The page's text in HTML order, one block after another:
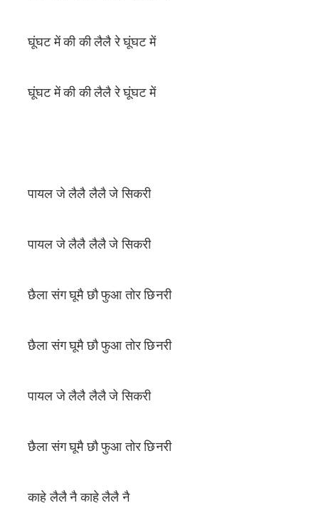
घूंघट में की की लैलै रे घूंघट में
घूंघट में की की लैलै रे घूंघट में
पायल जे लैलै लैलै जे सिकरी
पायल जे लैलै लैलै जे सिकरी
छैला संग घूमै छौ फुआ तोर छिनरी
छैला संग घूमै छौ फुआ तोर छिनरी
पायल जे लैलै लैलै जे सिकरी
छैला संग घूमै छौ फुआ तोर छिनरी
काहे लैलै नै काहे लैलै नै